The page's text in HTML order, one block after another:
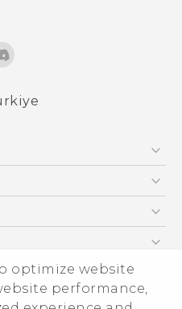
optimize website
performance,